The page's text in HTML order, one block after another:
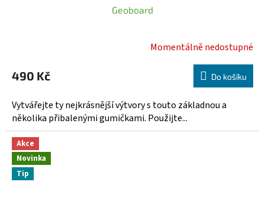
Geoboard
Momentálně nedostupné
490 Kč Do košíku
Vytvářejte ty nejkrásnější výtvory s touto základnou a
několika přibalenými gumičkami. Použijte...
Akce
Novinka
Tip